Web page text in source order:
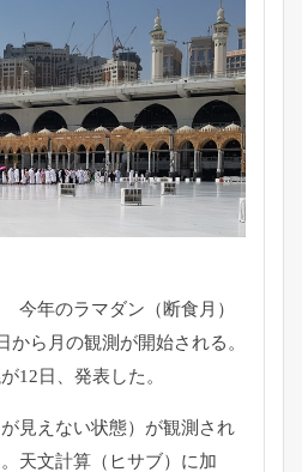
今年のラマダン（断食月）
から月の観測が開始される。
12日、発表した。
見えない状態） が観測され
天文計算（ヒサブ）に加